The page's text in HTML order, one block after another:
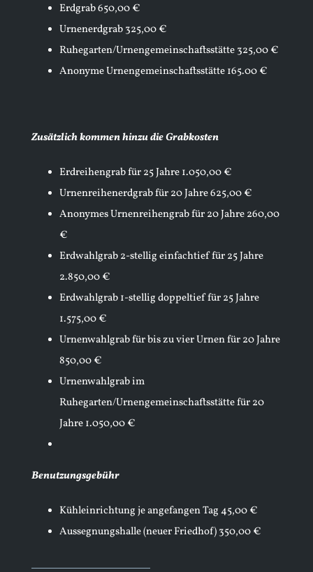
Erdgrab 650,00 €
Urnenerdgrab 325,00 €
Ruhegarten/Urnengemeinschaftsstätte 325,00 €
Anonyme Urnengemeinschaftsstätte 165.00 €
Zusätzlich kommen hinzu die Grabkosten
Erdreihengrab für 25 Jahre 1.050,00 €
Urnenreihenerdgrab für 20 Jahre 625,00 €
Anonymes Urnenreihengrab für 20 Jahre 260,00
€
Erdwahlgrab 2-stellig einfachtief für 25 Jahre
2.850,00 €
Erdwahlgrab 1-stellig doppeltief für 25 Jahre
1.575,00 €
Urnenwahlgrab für bis zu vier Urnen für 20 Jahre
850,00 €
Urnenwahlgrab im
Ruhegarten/Urnengemeinschaftsstätte für 20
Jahre 1.050,00 €
Benutzungsgebühr
Kühleinrichtung je angefangen Tag 45,00 €
Aussegnungshalle (neuer Friedhof) 350,00 €